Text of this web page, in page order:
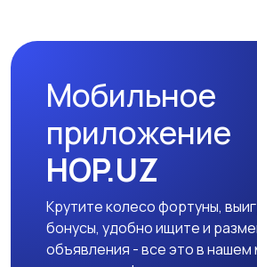
Мобильное
приложение
HOP.UZ
Крутите колесо фортуны,
бонусы, удобно ищите и
объявления - все это в